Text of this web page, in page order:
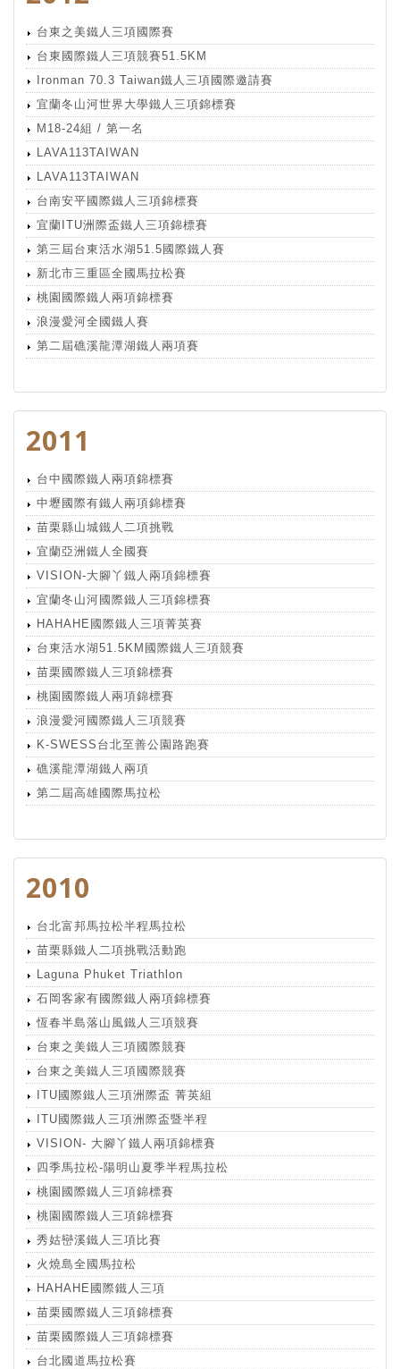
台東之美鐵人三項國際賽
台東國際鐵人三項競賽51.5KM
Ironman 70.3 Taiwan鐵人三項國際邀請賽
宜蘭冬山河世界大學鐵人三項錦標賽
M18-24組 / 第一名
LAVA113TAIWAN
LAVA113TAIWAN
台南安平國際鐵人三項錦標賽
宜蘭ITU洲際盃鐵人三項錦標賽
第三屆台東活水湖51.5國際鐵人賽
新北市三重區全國馬拉松賽
桃園國際鐵人兩項錦標賽
浪漫愛河全國鐵人賽
第二屆礁溪龍潭湖鐵人兩項賽
2011
台中國際鐵人兩項錦標賽
中壢國際有鐵人兩項錦標賽
苗栗縣山城鐵人二項挑戰
宜蘭亞洲鐵人全國賽
VISION-大腳丫鐵人兩項錦標賽
宜蘭冬山河國際鐵人三項錦標賽
HAHAHE國際鐵人三項菁英賽
台東活水湖51.5KM國際鐵人三項競賽
苗栗國際鐵人三項錦標賽
桃園國際鐵人兩項錦標賽
浪漫愛河國際鐵人三項競賽
K-SWESS台北至善公園路跑賽
礁溪龍潭湖鐵人兩項
第二屆高雄國際馬拉松
2010
台北富邦馬拉松半程馬拉松
苗栗縣鐵人二項挑戰活動跑
Laguna Phuket Triathlon
石岡客家有國際鐵人兩項錦標賽
恆春半島落山風鐵人三項競賽
台東之美鐵人三項國際競賽
台東之美鐵人三項國際競賽
ITU國際鐵人三項洲際盃 菁英組
ITU國際鐵人三項洲際盃暨半程
VISION- 大腳丫鐵人兩項錦標賽
四季馬拉松-陽明山夏季半程馬拉松
桃園國際鐵人三項錦標賽
桃園國際鐵人三項錦標賽
秀姑巒溪鐵人三項比賽
火燒島全國馬拉松
HAHAHE國際鐵人三項
苗栗國際鐵人三項錦標賽
苗栗國際鐵人三項錦標賽
台北國道馬拉松賽